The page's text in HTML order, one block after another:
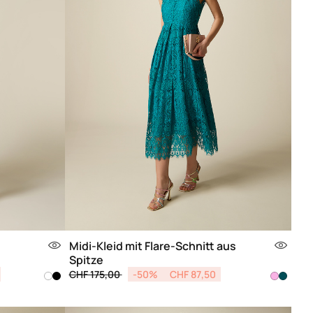
Midi-Kleid mit Flare-Schnitt aus
Spitze
Price reduced from
CHF 175,00to -50% CHF 87,50